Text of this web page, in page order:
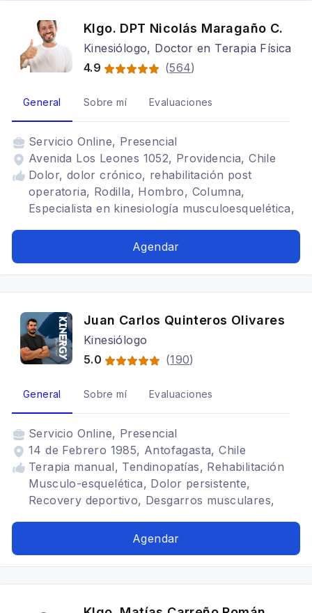
Klgo. DPT Nicolás Maragaño C.
Kinesiólogo, Doctor en Terapia Física
4.9
(564)
General Sobre mí Evaluaciones
Servicio Online, Presencial
Avenida Los Leones 1052, Providencia, Chile
Dolor, dolor crónico, rehabilitación post
operatoria, Rodilla, Hombro, Columna,
Especialista en kinesiología musculoesquelética,
Ligamento cruzado anterior, Hombro
Agendar
Juan Carlos Quinteros Olivares
Kinesiólogo
5.0
(190)
General Sobre mí Evaluaciones
Servicio Online, Presencial
14 de Febrero 1985, Antofagasta, Chile
Terapia manual, Tendinopatías, Rehabilitación
Musculo-esquelética, Dolor persistente,
Recovery deportivo, Desgarros musculares,
Rodilla, Artrosis de cadera, Tendinitis, Deportivo
Agendar